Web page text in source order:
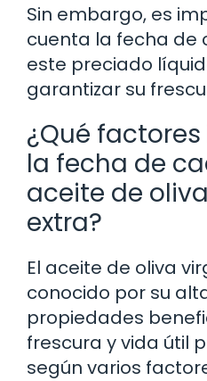
Sin embargo, es
cuenta la fecha de
este preciado
garantizar su
¿Qué
la fecha de
aceite de
extra?
El aceite de oliva
conocido por su
propiedades
frescura y vida útil
según varios